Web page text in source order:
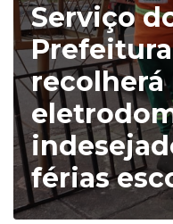
Serviço
recolherá
férias